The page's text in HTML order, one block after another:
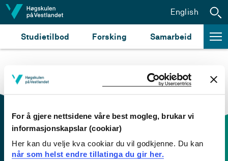
For å gjere nettsidene våre best mogleg, brukar vi
informasjonskapslar (cookiar)
Her kan du velje kva cookiar du vil godkjenne. Du kan
når som helst endre tillatinga du gir her.
Hopp til innhald
Studietilbod Forsking Samarbeid
English
Kontaktinfo og opningstider